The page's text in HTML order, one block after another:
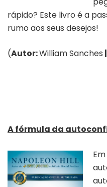
rápido? Este livro é a
rumo aos seus desejos!
(Autor:William Sanches
A fórmula da